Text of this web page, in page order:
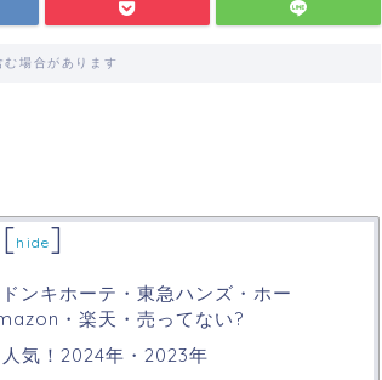
む場合があります
[hide]
ンキホーテ・東急ハンズ・ホー
・楽天・売ってない?
気！2024年・2023年